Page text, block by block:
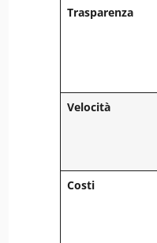
Trasparenza
Velocità
Costi